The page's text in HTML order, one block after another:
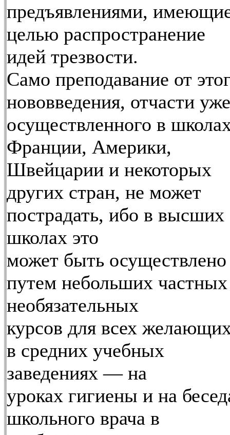
предъявлениями,
целью распространение
идей трезвости.
Само преподавание от
нововведения, отчасти уже
осуществленного в
Франции, Америки,
Швейцарии и некоторых
других стран, не может
пострадать, ибо в высших
школах это
может быть осуществлено
путем небольших частных
необязательных
курсов для всех
в средних учебных
заведениях — на
уроках гигиены и на
школьного врача в